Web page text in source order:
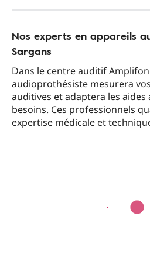
Nos experts en appareils
Sargans
Dans le centre auditif
audioprothésiste mesurera
auditives et adaptera les aides
besoins. Ces professionnels
expertise médicale et